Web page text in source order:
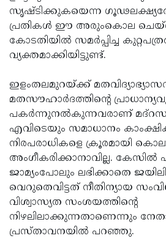
സൃഷ്ടിക്കുകയെന്ന
പ്രതികള്‍ ഈ അരുംകൊല
കോടതിയില്‍ സമര്‍പ്പിച്ച
വ്യക്തമാക്കിയിട്ടുണ്ട്.
ഇളംതലമുറയ്ക്ക്
മതസൗഹാര്‍ദത്തിന്റെ
പകര്‍ന്നുനല്‍കുന്നവരാണ്
എവിടെയും സമാധാനം
നിരപരാധികളെ ക്രൂരമായി
അംഗീകരിക്കാനാവില്ല.
ജാമ്യംപോലും ലഭിക്കാതെ
വെറുതെവിട്ടത് നീതിന്യായ
വിശ്വാസ്യത സംശയത്തിന്റെ
നിഴലിലാക്കുന്നതാണെന്നും
പ്രസ്താവനയില്‍ പറഞ്ഞു.